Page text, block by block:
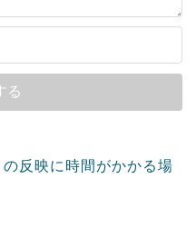
反映に時間がかかる場